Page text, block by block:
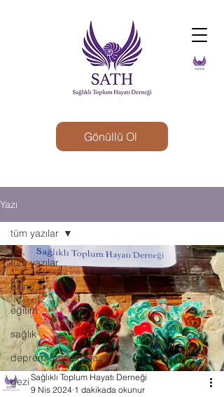
Gönüllü Ol
Yazı
tüm yazılar
bilinç
eğitim
sağlık
deprem dayanışması
gezi
tüm yazılar
Sağlıklı Toplum Hayatı Derneği
9 Nis 2024 1 dakikada okunur